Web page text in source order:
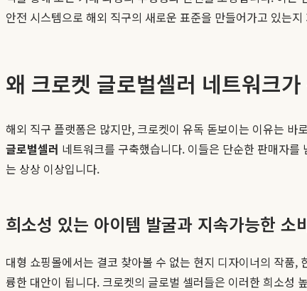
안전 시스템으로 해외 직구의 새로운 표준을 만들어가고 있는
왜 크로켓 글로벌셀러 네트워크
해외 직구 플랫폼은 많지만, 크로켓이 유독 돋보이는 이유는
글로벌셀러 네트워크를 구축했습니다. 이들은 단순한 판매자
는 상상 이상입니다.
희소성 있는 아이템 발굴과 지속가능한 소
대형 쇼핑몰에서는 결코 찾아볼 수 없는 현지 디자이너의 작품
륭한 대안이 됩니다. 크로켓의 글로벌 셀러들은 이러한 희소성